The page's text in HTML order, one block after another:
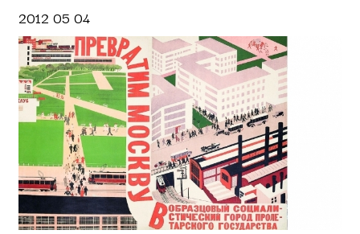
2012 05 04